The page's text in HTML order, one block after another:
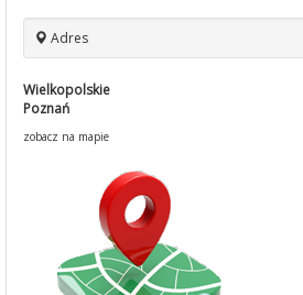
Adres
Wielkopolskie
Poznań
zobacz na mapie